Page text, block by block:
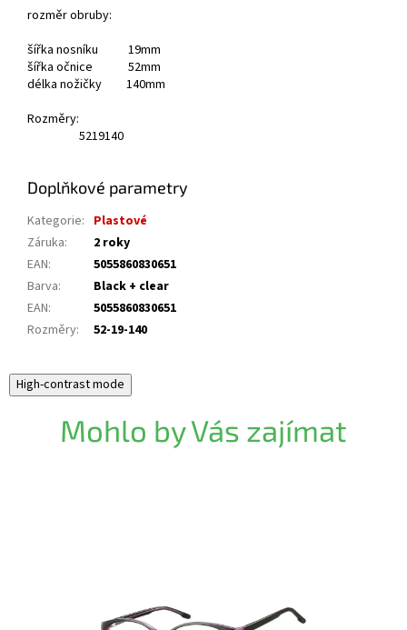
rozměr obruby:
šířka nosníku 19mm
šířka očnice 52mm
délka nožičky 140mm
Rozměry:
5219140
Doplňkové parametry
Kategorie: Plastové
Záruka:
2 roky
EAN:
5055860830651
Barva:
Black + clear
EAN:
5055860830651
Rozměry: 52-19-140
High-contrast mode
Mohlo by Vás zajímat